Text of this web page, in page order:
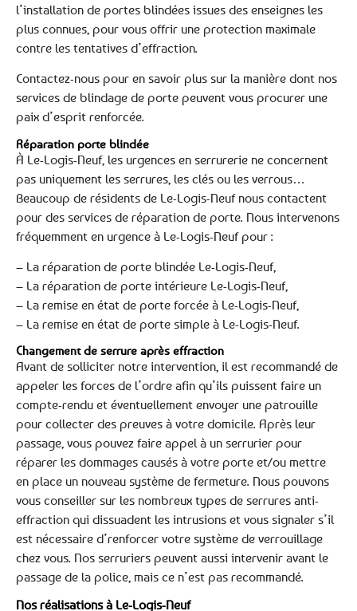
l’installation de portes blindées issues des enseignes les
plus connues, pour vous offrir une protection maximale
contre les tentatives d’effraction.
Contactez-nous pour en savoir plus sur la manière dont nos
services de blindage de porte peuvent vous procurer une
paix d’esprit renforcée.
Réparation porte blindée
À Le-Logis-Neuf, les urgences en serrurerie ne concernent
pas uniquement les serrures, les clés ou les verrous…
Beaucoup de résidents de Le-Logis-Neuf nous contactent
pour des services de réparation de porte. Nous intervenons
fréquemment en urgence à Le-Logis-Neuf pour :
– La réparation de porte blindée Le-Logis-Neuf,
– La réparation de porte intérieure Le-Logis-Neuf,
– La remise en état de porte forcée à Le-Logis-Neuf,
– La remise en état de porte simple à Le-Logis-Neuf.
Changement de serrure après effraction
Avant de solliciter notre intervention, il est recommandé de
appeler les forces de l’ordre afin qu’ils puissent faire un
compte-rendu et éventuellement envoyer une patrouille
pour collecter des preuves à votre domicile. Après leur
passage, vous pouvez faire appel à un serrurier pour
réparer les dommages causés à votre porte et/ou mettre
en place un nouveau système de fermeture. Nous pouvons
vous conseiller sur les nombreux types de serrures anti-
effraction qui dissuadent les intrusions et vous signaler s’il
est nécessaire d’renforcer votre système de verrouillage
chez vous. Nos serruriers peuvent aussi intervenir avant le
passage de la police, mais ce n’est pas recommandé.
Nos réalisations à Le-Logis-Neuf